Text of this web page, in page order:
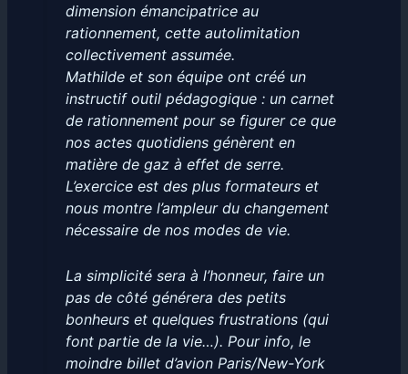
dimension émancipatrice au
rationnement, cette autolimitation
collectivement assumée.
Mathilde et son équipe ont créé un
instructif outil pédagogique : un carnet
de rationnement pour se figurer ce que
nos actes quotidiens génèrent en
matière de gaz à effet de serre.
L’exercice est des plus formateurs et
nous montre l’ampleur du changement
nécessaire de nos modes de vie.
La simplicité sera à l’honneur, faire un
pas de côté générera des petits
bonheurs et quelques frustrations (qui
font partie de la vie…). Pour info, le
moindre billet d’avion Paris/New-York